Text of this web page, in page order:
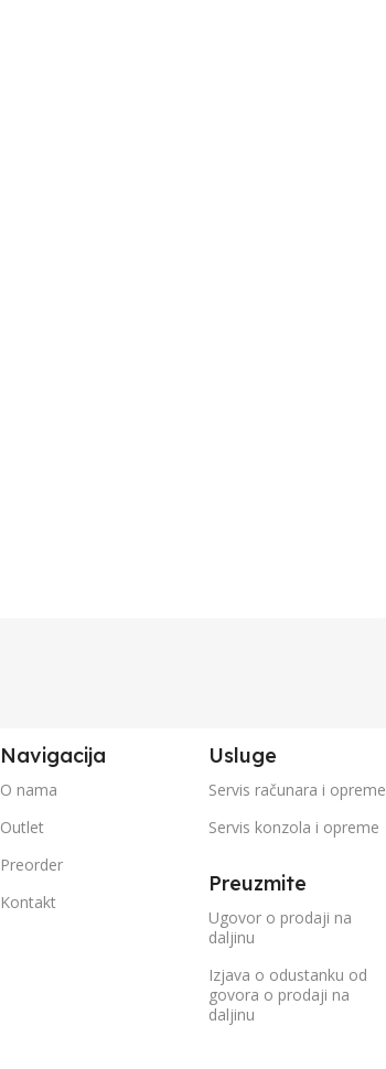
Navigacija
O nama
Outlet
Preorder
Kontakt
Usluge
Servis računara i opreme
Servis konzola i opreme
Preuzmite
Ugovor o prodaji na
daljinu
Izjava o odustanku od
govora o prodaji na
daljinu